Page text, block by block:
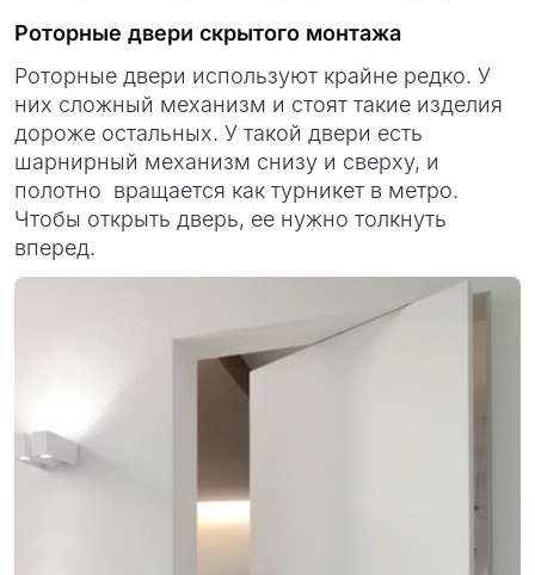
Роторные двери скрытого монтажа
Роторные двери используют крайне редко. У
них сложный механизм и стоят такие изделия
дороже остальных. У такой двери есть
шарнирный механизм снизу и сверху, и
полотно вращается как турникет в метро.
Чтобы открыть дверь, ее нужно толкнуть
вперед.